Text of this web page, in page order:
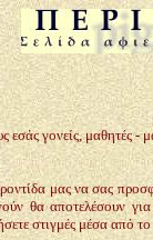
γονείς, μαθητές -
μας να σας
θα αποτελέσουν
στιγμές μέσα από